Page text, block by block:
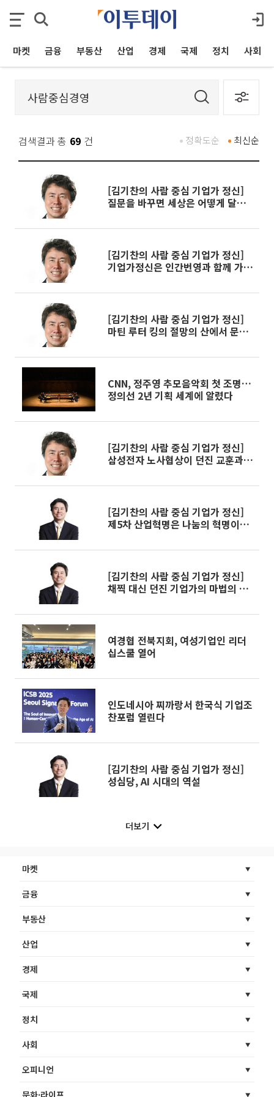
마켓 금융 부동산 산업 경제 국제 정치 사회
검색결과 총 69 건 최신순
정확도순
[김기찬의 사람 중심 기업가 정신]
질문을 바꾸면 세상은 어떻게 달라
[김기찬의 사람 중심 기업가 정신]
기업가정신은 인간번영과 함께 가고
[김기찬의 사람 중심 기업가 정신]
마틴 루터 킹의 절망의 산에서 문명
CNN, 정주영 추모음악회 첫 조명…
정의선 2년 기획 세계에 알렸다
[김기찬의 사람 중심 기업가 정신]
삼성전자 노사협상이 던진 교훈과
[김기찬의 사람 중심 기업가 정신]
제5차 산업혁명은 나눔의 혁명이고
[김기찬의 사람 중심 기업가 정신]
채찍 대신 던진 기업가의 마법의 질
여경협 전북지회, 여성기업인 리더
십스쿨 열어
인도네시아 찌까랑서 한국식 기업조
찬포럼 열린다
[김기찬의 사람 중심 기업가 정신]
성심당, AI 시대의 역설
더보기
마켓
금융
부동산
산업
경제
국제
정치
사회
오피니언
문화·라이프